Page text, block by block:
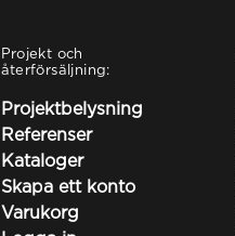
Projekt och
återförsäljning:
Projektbelysning
Referenser
Kataloger
Skapa ett konto
Varukorg